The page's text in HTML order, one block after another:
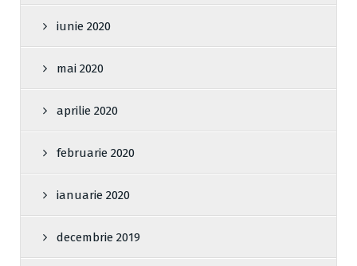
iunie 2020
mai 2020
aprilie 2020
februarie 2020
ianuarie 2020
decembrie 2019